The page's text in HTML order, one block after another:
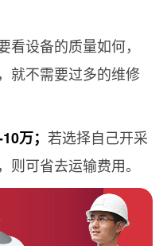
看设备的质量如何，
就不需要过多的维修
万； 若选择自己开采
可省去运输费用。